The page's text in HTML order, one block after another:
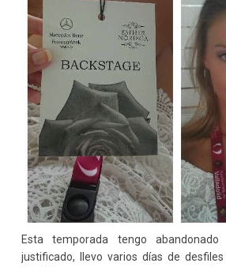
Esta temporada tengo
justificado, llevo varios días de